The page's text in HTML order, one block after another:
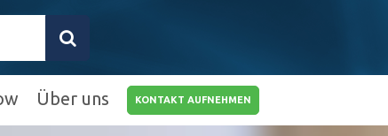
Über uns KONTAKT AUFNEHMEN